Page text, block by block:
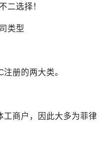
二选择！
类型
册的两大类。
工商户，因此大多为菲律